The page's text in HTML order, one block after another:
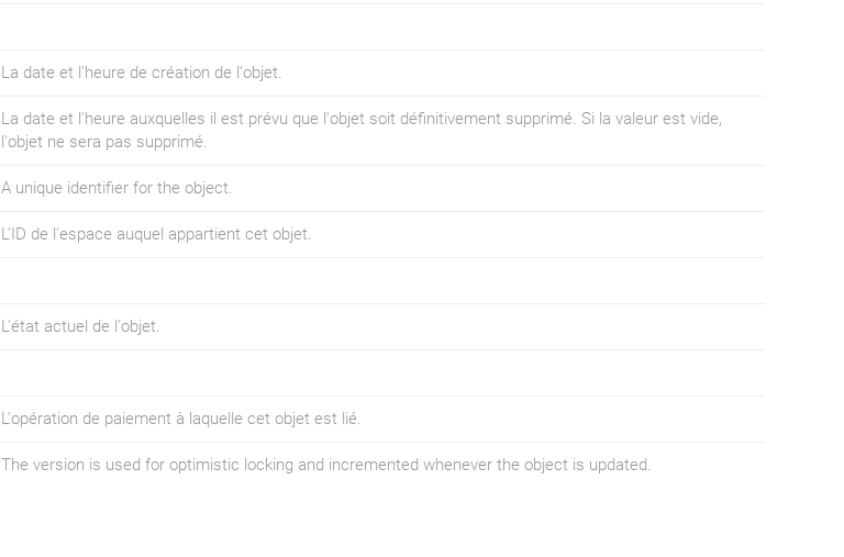
La date et l'heure de création de l'objet.
La date et l'heure auxquelles il est prévu que l'objet soit définitivement supprimé. Si la valeur est vide,
l'objet ne sera pas supprimé.
A unique identifier for the object.
L'ID de l'espace auquel appartient cet objet.
L'état actuel de l'objet.
L'opération de paiement à laquelle cet objet est lié.
The version is used for optimistic locking and incremented whenever the object is updated.